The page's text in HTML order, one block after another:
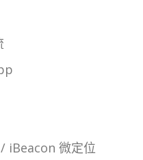
iBeacon 微定位